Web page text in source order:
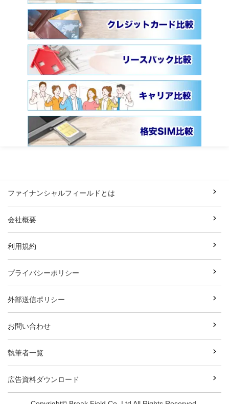
ファイナンシャルフィールドとは
会社概要
利用規約
プライバシーポリシー
外部送信ポリシー
お問い合わせ
執筆者一覧
広告資料ダウンロード